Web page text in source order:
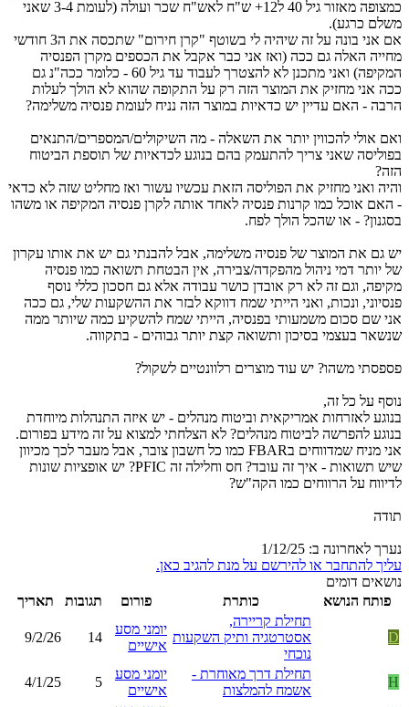
כמצופה מאזור גיל 40 ל12+ ש"ח לאש"ח שכר ועולה (לעומת 3-4 שאני
משלם כרגע).
אם אני בונה על זה שיהיה לי בשוטף "קרן חירום" שתכסה את ה3 חודשי
מחייה האלה גם ככה (ואז אני כבר אקבל את הכספים מקרן הפנסיה
המקיפה) ואני מתכנן לא להצטרך לעבוד עד גיל 60 - כלומר ככה"נ גם
ככה אני מחזיק את המוצר הזה רק על התקופה שהוא לא הולך לעלות
הרבה - האם עדיין יש כדאיות במוצר הזה נניח לעומת פנסיה משלימה?
ואם אולי להכווין יותר את השאלה - מה השיקולים/המספרים/התנאים
בפוליסה שאני צריך להתעמק בהם בנוגע לכדאיות של תוספת הביטוח
הזה?
והיה ואני מחזיק את הפוליסה הזאת עכשיו עשור ואז מחליט שזה לא כדאי
- האם אוכל כמו קרנות פנסיה לאחד אותה לקרן פנסיה המקיפה או משהו
בסגנון? - או שהכל הולך לפח.
יש גם את המוצר של פנסיה משלימה, אבל להבנתי גם יש את אותו עקרון
של יותר דמי ניהול מהפקדה/צבירה, אין הבטחת תשואה כמו פנסיה
מקיפה, וגם זה לא רק אובדן כושר עבודה אלא גם חסכון כללי נוסף
פנסיוני, ונכות, ואני הייתי שמח דווקא לבזר את ההשקעות שלי, גם ככה
אני שם סכום משמעותי בפנסיה, הייתי שמח להשקיע כמה שיותר ממה
שנשאר בעצמי בסיכון ותשואה קצת יותר גבוהים - בתקווה.
פספסתי משהו? יש עוד מוצרים רלוונטיים לשקול?
נוסף על כל זה,
בנוגע לאזרחות אמריקאית וביטוח מנהלים - יש איזה התנהלות מיוחדת
בנוגע להפרשה לביטוח מנהלים? לא הצלחתי למצוא על זה מידע בפורום.
אני מניח שמדווחים בFBAR כמו כל חשבון צובר, אבל מעבר לכך מכיוון
שיש תשואות - איך זה עובד? חס וחלילה זה PFIC? יש אופציות שונות
לדיווח על הרווחים כמו הקה"ש?
תודה
נערך לאחרונה ב: 1/12/25
עליך להתחבר או להירשם על מנת להגיב כאן.
נושאים דומים
פותח הנושא
כותרת פורום תגובות תאריך
D
תחילת קריירה,
אסטרטגיה ותיק השקעות
נוכחי
יומני מסע
אישיים
14
9/2/26
H
תחילת דרך מאוחרת -
אשמח להמלצות
יומני מסע
אישיים
5
4/1/25